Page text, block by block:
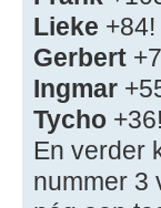
Lieke +84!
Gerbert
Ingmar
Tycho +36!
En verder
nummer 3